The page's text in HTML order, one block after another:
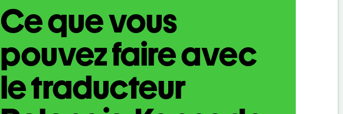
Ce que vous
pouvez faire avec
le traducteur